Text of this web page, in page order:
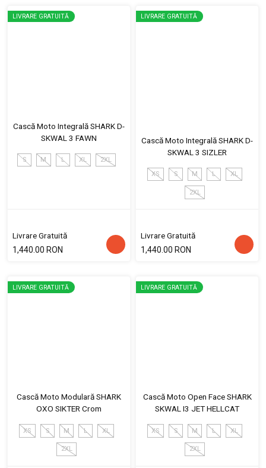
LIVRARE GRATUITĂ
Cască Moto Integrală SHARK D-
SKWAL 3 FAWN
S M L XL 2XL
Livrare Gratuită
1,440.00 RON
LIVRARE GRATUITĂ
Cască Moto Integrală SHARK D-
SKWAL 3 SIZLER
XS S M L XL
2XL
Livrare Gratuită
1,440.00 RON
LIVRARE GRATUITĂ
Cască Moto Modulară SHARK
OXO SIKTER Crom
XS S M L XL
2XL
LIVRARE GRATUITĂ
Cască Moto Open Face SHARK
SKWAL I3 JET HELLCAT
XS S M L XL
2XL